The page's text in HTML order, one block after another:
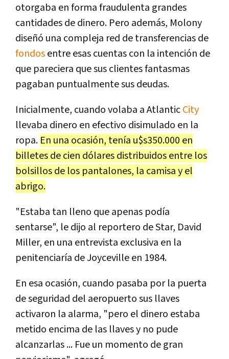
otorgaba en forma fraudulenta grandes
cantidades de dinero. Pero además, Molony
diseñó una compleja red de transferencias de
fondosentre esas cuentas con la intención de
que pareciera que sus clientes fantasmas
pagaban puntualmente sus deudas.
Inicialmente, cuando volaba a AtlanticCity
llevaba dinero en efectivo disimulado en la
ropa. En una ocasión, tenía u$s350.000 en
billetes de cien dólares distribuidos entre los
bolsillos de los pantalones, la camisa y el
abrigo.
"Estaba tan lleno que apenas podía
sentarse", le dijo al reportero de Star, David
Miller, en una entrevista exclusiva en la
penitenciaría de Joyceville en 1984.
En esa ocasión, cuando pasaba por la puerta
de seguridad del aeropuerto sus llaves
activaron la alarma, "pero el dinero estaba
metido encima de las llaves y no pude
alcanzarlas ... Fue un momento de gran